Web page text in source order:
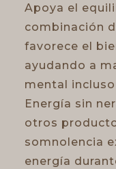
Apoya el
combinación
favorece el
ayudando a
mental
Energía sin
otros
somnolencia
energía